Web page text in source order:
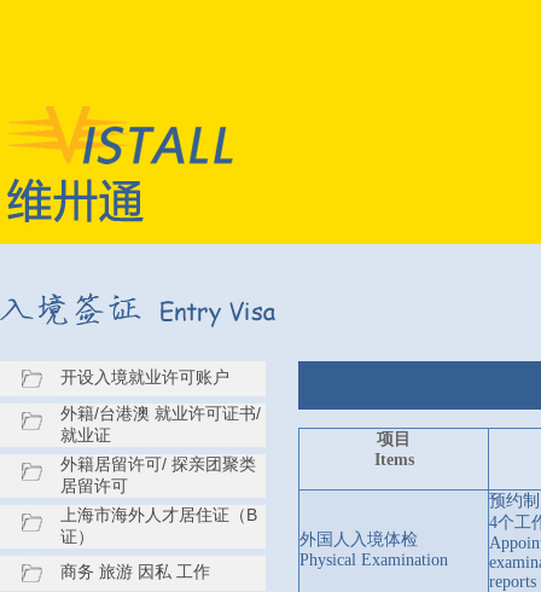
开设入境就业许可账户
外籍/台港澳 就业许可证书/
就业证
外籍居留许可/ 探亲团聚类
居留许可
上海市海外人才居住证（B
证）
商务 旅游 因私 工作
项目
Items
外国人入境体检
Physical Examination
预约
4个工